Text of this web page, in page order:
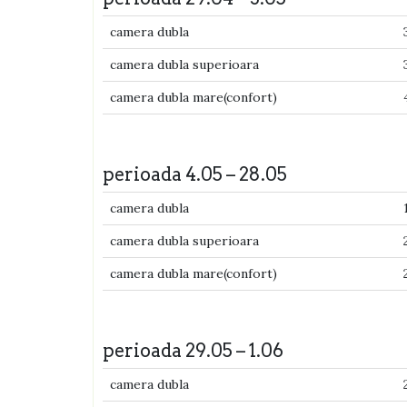
camera dubla
camera dubla superioara
camera dubla mare(confort)
perioada 4.05 – 28.05
camera dubla
camera dubla superioara
camera dubla mare(confort)
perioada 29.05 – 1.06
camera dubla